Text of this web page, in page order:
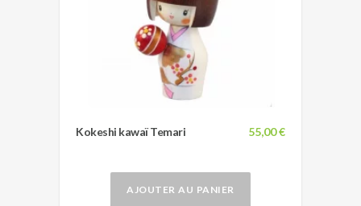
55,00 €
Kokeshi kawaï Temari
AJOUTER AU PANIER